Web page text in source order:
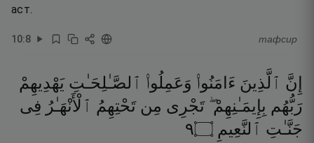
аст.
10:8 тафсир
إِنَّ ٱلَّذِينَ ءَامَنُوا۟ وَعَمِلُوا۟ ٱلصَّـٰلِحَـٰتِ يَهْدِيهِمْ
رَبُّهُم بِإِيمَـٰنِهِمْ ۖ تَجْرِى مِن تَحْتِهِمُ ٱلْأَنْهَـٰرُ فِى
جَنَّـٰتِ ٱلنَّعِيمِ ۝٩